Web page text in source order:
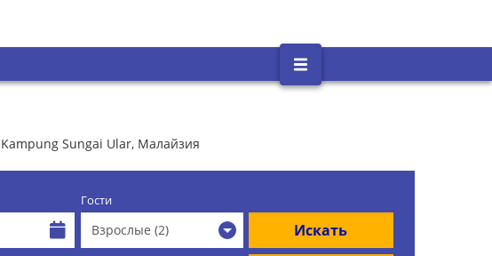
Sungai Ular, Малайзия
Гости
Взрослые (2) Искать